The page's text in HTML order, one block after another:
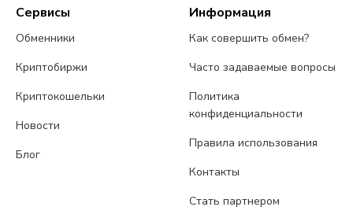
Сервисы
Обменники
Криптобиржи
Криптокошельки
Новости
Блог
Информация
Как совершить обмен?
Часто задаваемые вопросы
Политика
конфиденциальности
Правила использования
Контакты
Стать партнером